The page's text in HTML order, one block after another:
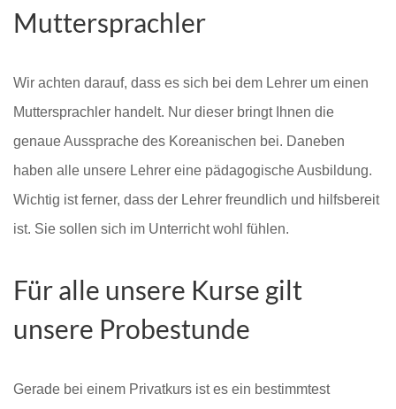
Muttersprachler
Wir achten darauf, dass es sich bei dem Lehrer um einen
Muttersprachler handelt. Nur dieser bringt Ihnen die
genaue Aussprache des Koreanischen bei. Daneben
haben alle unsere Lehrer eine pädagogische Ausbildung.
Wichtig ist ferner, dass der Lehrer freundlich und hilfsbereit
ist. Sie sollen sich im Unterricht wohl fühlen.
Für alle unsere Kurse gilt
unsere Probestunde
Gerade bei einem Privatkurs ist es ein bestimmtest